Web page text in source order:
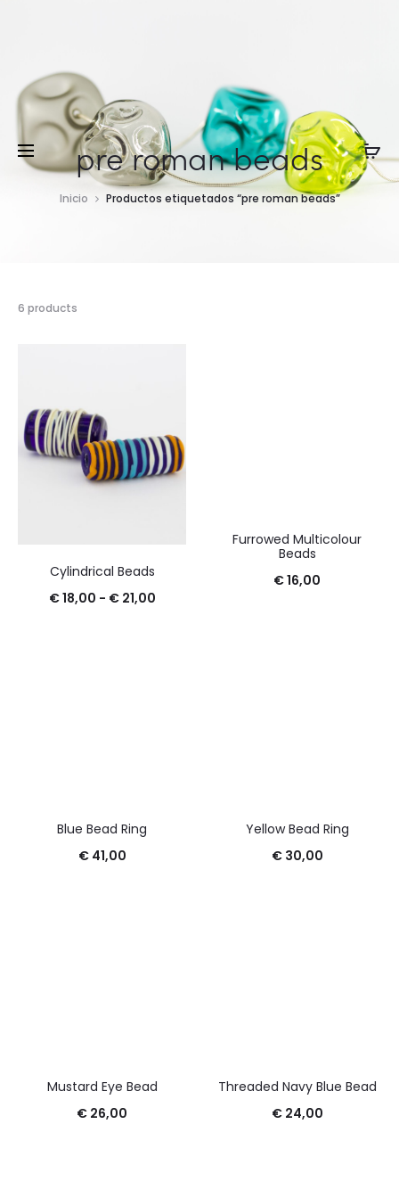
pre roman beads
Inicio Productos etiquetados “pre roman beads”
6 products
Cylindrical Beads
€18,00 - €21,00Rango
Furrowed Multicolour
Beads
€16,00
Blue Bead Ring
€41,00
Yellow Bead Ring
€30,00
Mustard Eye Bead
€ 26,00
Threaded Navy Blue Bead
€24,00